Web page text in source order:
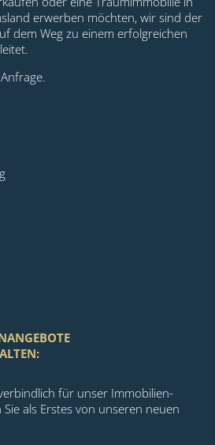
erwerben möchten, wir sind der
dem Weg zu einem erfolgreichen
für unser Immobilien-
als Erstes von unseren neuen